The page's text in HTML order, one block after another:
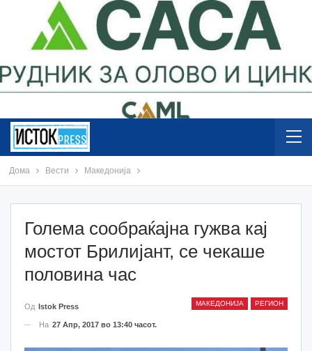
Дома Вести Македонија
Голема сообраќајна гужва кај
мостот Брилијант, се чекаше
половина час
МАКЕДОНИЈА РЕГИОН
Од Istok Press
На 27 Апр, 2017 во 13:40 часот.